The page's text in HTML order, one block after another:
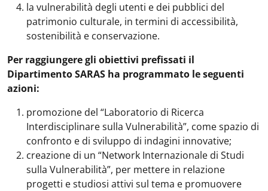
la vulnerabilità degli utenti e dei pubblici del
patrimonio culturale, in termini di accessibilità,
sostenibilità e conservazione.
Per raggiungere gli obiettivi prefissati il
Dipartimento SARAS ha programmato le seguenti
azioni:
promozione del “Laboratorio di Ricerca
Interdisciplinare sulla Vulnerabilità”, come spazio di
confronto e di sviluppo di indagini innovative;
creazione di un “Network Internazionale di Studi
sulla Vulnerabilità”, per mettere in relazione
progetti e studiosi attivi sul tema e promuovere